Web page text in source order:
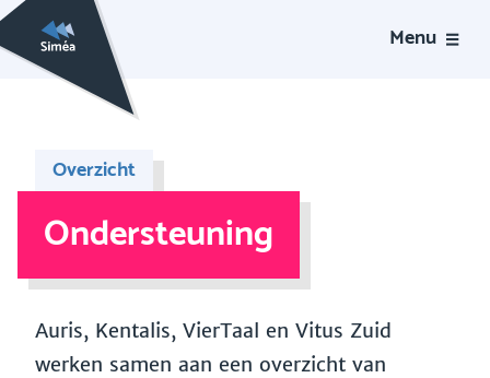
Menu
Overzicht
Ondersteuning
Auris, Kentalis, VierTaal en Vitus Zuid
werken samen aan een overzicht van